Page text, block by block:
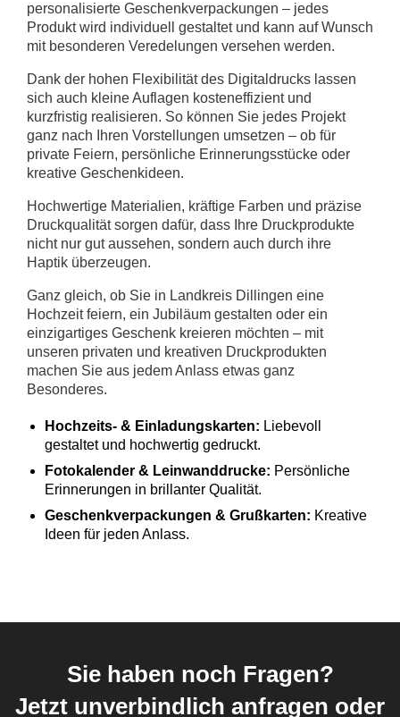
personalisierte Geschenkverpackungen – jedes
Produkt wird individuell gestaltet und kann auf Wunsch
mit besonderen Veredelungen versehen werden.
Dank der hohen Flexibilität des Digitaldrucks lassen
sich auch kleine Auflagen kosteneffizient und
kurzfristig realisieren. So können Sie jedes Projekt
ganz nach Ihren Vorstellungen umsetzen – ob für
private Feiern, persönliche Erinnerungsstücke oder
kreative Geschenkideen.
Hochwertige Materialien, kräftige Farben und präzise
Druckqualität sorgen dafür, dass Ihre Druckprodukte
nicht nur gut aussehen, sondern auch durch ihre
Haptik überzeugen.
Ganz gleich, ob Sie in Landkreis Dillingen eine
Hochzeit feiern, ein Jubiläum gestalten oder ein
einzigartiges Geschenk kreieren möchten – mit
unseren privaten und kreativen Druckprodukten
machen Sie aus jedem Anlass etwas ganz
Besonderes.
Hochzeits- & Einladungskarten: Liebevoll
gestaltet und hochwertig gedruckt.
Fotokalender & Leinwanddrucke: Persönliche
Erinnerungen in brillanter Qualität.
Geschenkverpackungen & Grußkarten: Kreative
Ideen für jeden Anlass.
Sie haben noch Fragen?
Jetzt unverbindlich anfragen oder